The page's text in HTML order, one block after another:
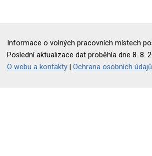
Informace o volných pracovních místech
Poslední aktualizace dat proběhla dne 8. 8.
O webu a kontakty |Ochrana osobních údajů